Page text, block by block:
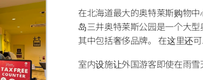
在北海道最大的奥特莱斯购物
岛三井奥特莱斯公园是一个大
其中包括奢侈品牌。 在这里还
室内设施让外国游客即使在雨